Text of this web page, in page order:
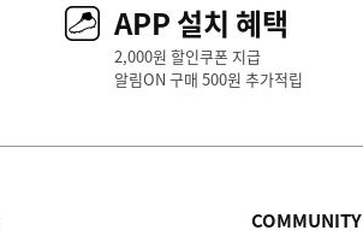
APP 설치 혜택
2,000원 할인쿠폰 지급
알림ON 구매 500원 추가적립
COMMUNITY